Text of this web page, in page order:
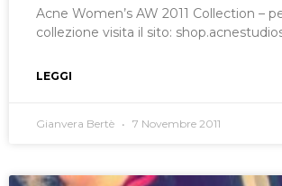
Acne Women’s AW 2011 Collection –
collezione visita il sito:
LEGGI
Gianvera Bertè 7 Novembre 2011